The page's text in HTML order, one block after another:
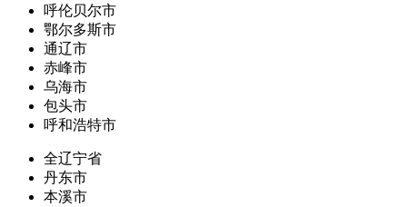
呼伦贝尔市
鄂尔多斯市
通辽市
赤峰市
乌海市
包头市
呼和浩特市
全辽宁省
丹东市
本溪市